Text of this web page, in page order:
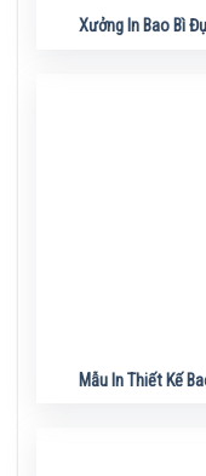
Xưởng In Bao Bì
Mẫu In Thiết Kế